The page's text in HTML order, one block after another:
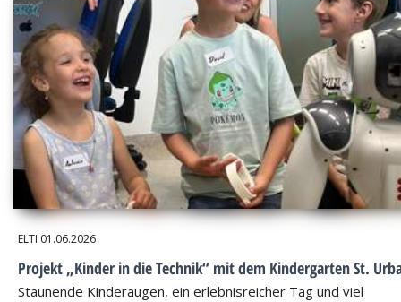
ELTI 01.06.2026
Projekt „Kinder in die Technik“ mit dem Kindergarten St.
Staunende Kinderaugen, ein erlebnisreicher Tag und viel